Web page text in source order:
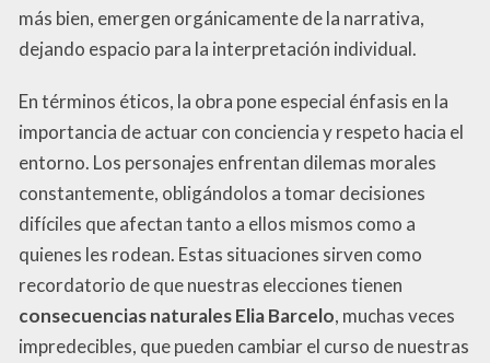
más bien, emergen orgánicamente de la narrativa,
dejando espacio para la interpretación individual.
En términos éticos, la obra pone especial énfasis en la
importancia de actuar con conciencia y respeto hacia el
entorno. Los personajes enfrentan dilemas morales
constantemente, obligándolos a tomar decisiones
difíciles que afectan tanto a ellos mismos como a
quienes les rodean. Estas situaciones sirven como
recordatorio de que nuestras elecciones tienen
consecuencias naturales Elia Barcelo, muchas veces
impredecibles, que pueden cambiar el curso de nuestras